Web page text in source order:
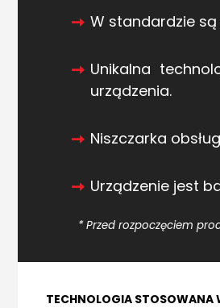
W standardzie
Unikalna
urządzenia.
Niszczarka
Urządzenie jest
* Przed rozpoczęciem
TECHNOLOGIA STOSOWANA